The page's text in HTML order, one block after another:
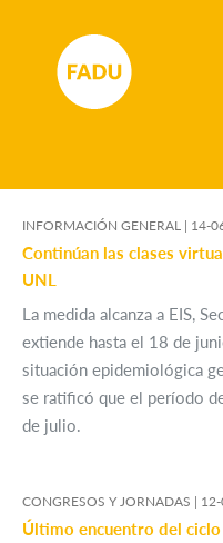
INFORMACIÓN GENERAL | 14-
Continúan las clases
UNL
La medida alcanza a EIS,
extiende hasta el 18 de
situación epidemiológica
se ratificó que el período
de julio.
CONGRESOS Y JORNADAS |
Último encuentro del